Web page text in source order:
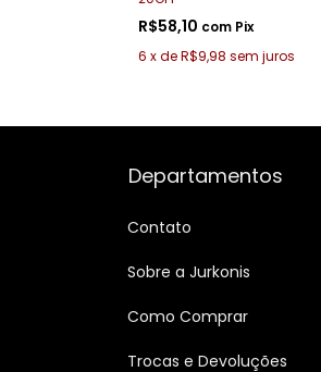
R$58,10 com Pix
6 xdeR$9,98 sem juros
Departamentos
Contato
Sobre a Jurkonis
Como Comprar
Trocas e Devoluções